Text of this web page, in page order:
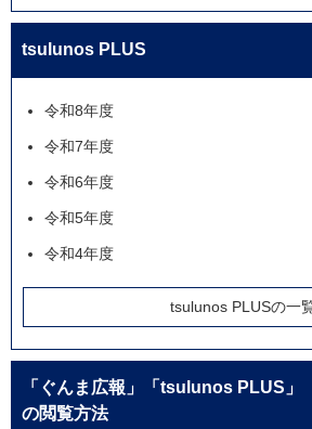
tsulunos PLUS
令和8年度
令和7年度
令和6年度
令和5年度
令和4年度
tsulunos PLUSの一
「ぐんま広報」「tsulunos PLUS」
の閲覧方法